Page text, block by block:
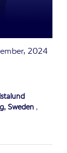
2024
Sweden ,